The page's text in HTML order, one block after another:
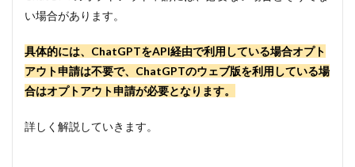
たデ
を消
去す
る方
法は
ウン
ト削
い場合があります。
具体的には、ChatGPTをAPI経由で利用している場合オプト
アウト申請は不要で、ChatGPTのウェブ版を利用している場
合はオプトアウト申請が必要となります。
詳しく解説していきます。